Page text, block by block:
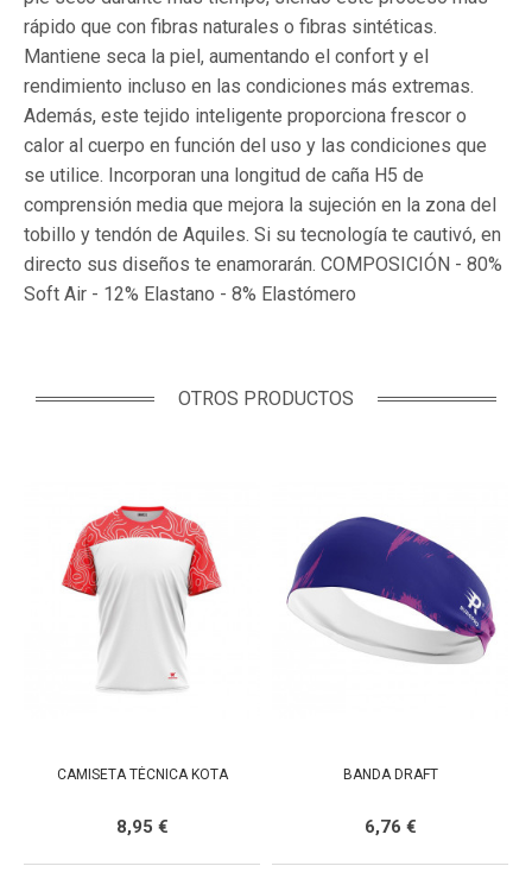
rápido que con fibras naturales o fibras sintéticas.
Mantiene seca la piel, aumentando el confort y el
rendimiento incluso en las condiciones más extremas.
Además, este tejido inteligente proporciona frescor o
calor al cuerpo en función del uso y las condiciones que
se utilice. Incorporan una longitud de caña H5 de
comprensión media que mejora la sujeción en la zona del
tobillo y tendón de Aquiles. Si su tecnología te cautivó, en
directo sus diseños te enamorarán. COMPOSICIÓN - 80%
Soft Air - 12% Elastano - 8% Elastómero
OTROS PRODUCTOS
CAMISETA TÉCNICA KOTA
Precio base
Precio
8,95 €
BANDA DRAFT
Precio base
Precio
6,76 €